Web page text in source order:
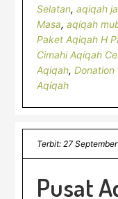
Selatan,aqiqah
Masa,aqiqah
Paket Aqiqah H
Cimahi Aqiqah
Aqiqah,Donation
Aqiqah
Terbit: 27
Pusat